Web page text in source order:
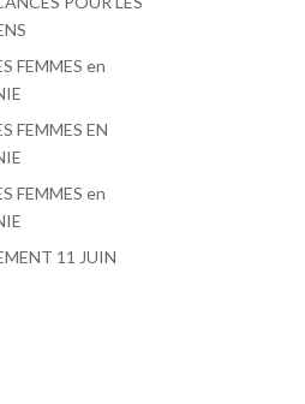
FEMMES en
FEMMES EN
FEMMES en
11 JUIN